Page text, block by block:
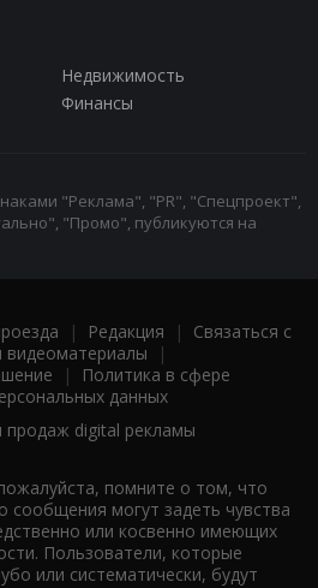
Недвижимость
Финансы
"Реклама", "PR", "Спецпроект",
"Промо", публикуются на
| Редакция | Связаться с
видеоматериалы |
|
Политика в сфере
данных
продаж digital рекламы
помните о том, что
сообщения могут задеть чувства
или косвенно имеющих
Пользователи, которые
или систематически, будут